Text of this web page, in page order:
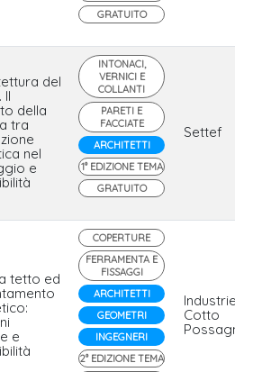
GRATUITO
del
Il
della
tra
nel
e
INTONACI,
VERNICI E
COLLANTI
PARETI E
FACCIATE
ARCHITETTI
1° EDIZIONE TEMA
GRATUITO
Settef
tetto ed
e
COPERTURE
FERRAMENTA E
FISSAGGI
ARCHITETTI
GEOMETRI
INGEGNERI
2° EDIZIONE TEMA
Industrie
Cotto
Possagno